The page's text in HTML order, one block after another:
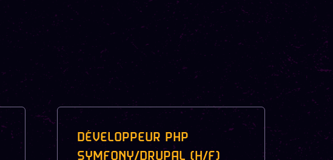
DÉVELOPPEUR PHP
SYMFONY/DRUPAL (H/F)